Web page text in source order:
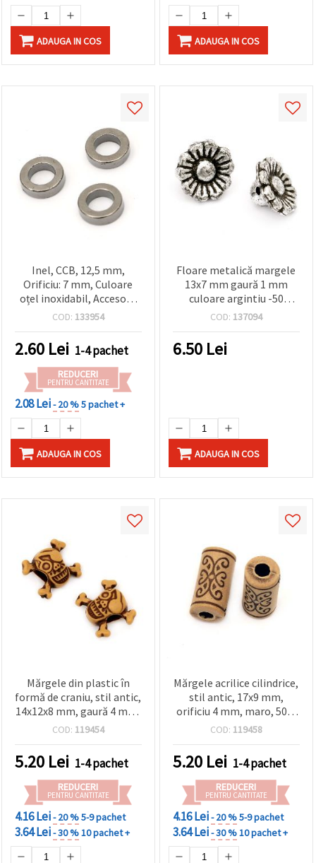
ADAUGA IN COS ADAUGA IN COS
Inel, CCB, 12,5 mm,
Orificiu: 7 mm, Culoare
oțel inoxidabil, Accesorii
pentru bijuterii handmade
COD: 133954
2.60 Lei 1-4 pachet
REDUCERI
PENTRU CANTITATE
2.08 Lei- 20 %5 pachet +
ADAUGA IN COS
Floare metalică margele
13x7 mm gaură 1 mm
culoare argintiu -50
grame ~ 123 bucăți
COD: 137094
6.50 Lei
ADAUGA IN COS
Mărgele din plastic în
formă de craniu, stil antic,
14x12x8 mm, gaură 4 mm,
maro, 50 g (~129 buc.)
COD: 119454
5.20 Lei 1-4 pachet
REDUCERI
PENTRU CANTITATE
4.16 Lei- 20 %5-9 pachet
3.64 Lei- 30 %10 pachet +
Mărgele acrilice cilindrice,
stil antic, 17x9 mm,
orificiu 4 mm, maro, 50 g
(~42 buc.)
COD: 119458
5.20 Lei 1-4 pachet
REDUCERI
PENTRU CANTITATE
4.16 Lei- 20 %5-9 pachet
3.64 Lei- 30 %10 pachet +